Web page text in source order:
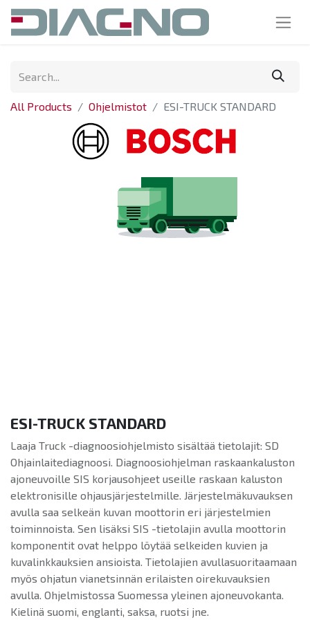
All Products Ohjelmistot ESI-TRUCK STANDARD
ESI-TRUCK STANDARD
Laaja Truck -diagnoosiohjelmisto sisältää tietolajit: SD
Ohjainlaitediagnoosi. Diagnoosiohjelman raskaankaluston
ajoneuvoille SIS korjausohjeet useille raskaan kaluston
elektronisille ohjausjärjestelmille. Järjestelmäkuvauksen
avulla saa selkeän kuvan moottorin eri järjestelmien
toiminnoista. Sen lisäksi SIS -tietolajin avulla moottorin
komponentit ovat helppo löytää selkeiden kuvien ja
kuvalinkkauksien ansioista. Tietolajien avullasuoritaamaan
myös ohjatun vianetsinnän erilaisten oirekuvauksien
avulla. Ohjelmistossa Suomessa yleinen ajoneuvokanta.
Kielinä suomi, englanti, saksa, ruotsi jne.